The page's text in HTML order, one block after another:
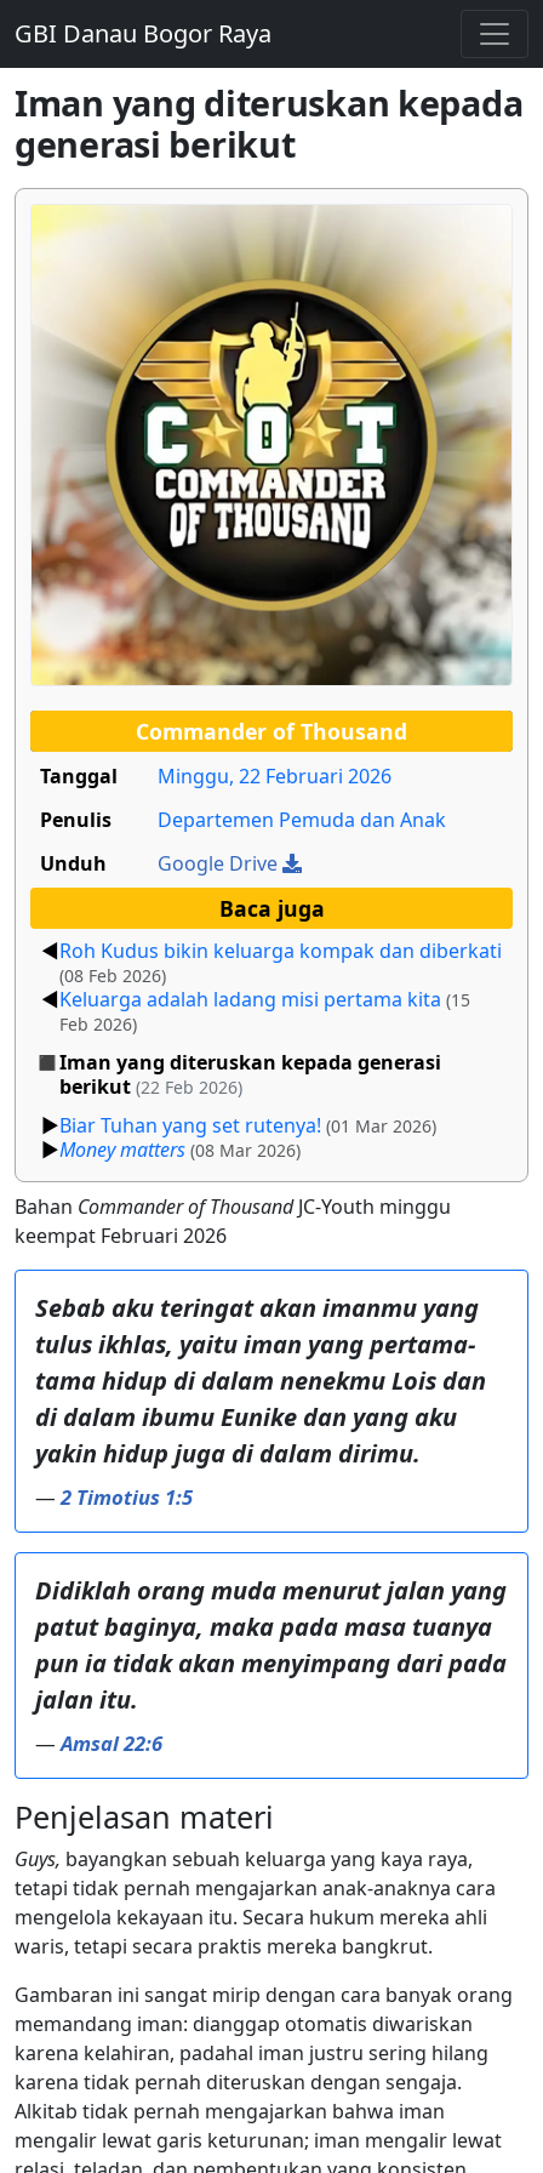
GBI Danau Bogor Raya
Iman yang diteruskan kepada
generasi berikut
Commander of Thousand
Tanggal
Minggu, 22 Februari 2026
Penulis
Departemen Pemuda dan Anak
Unduh
Google Drive
Baca juga
Roh Kudus bikin keluarga kompak dan diberkati
(08 Feb 2026)
Keluarga adalah ladang misi pertama kita (15
Feb 2026)
Iman yang diteruskan kepada generasi
berikut (22 Feb 2026)
Biar Tuhan yang set rutenya! (01 Mar 2026)
Money matters (08 Mar 2026)
Bahan Commander of ThousandJC-Youth minggu
keempat Februari 2026
Sebab aku teringat akan imanmu yang
tulus ikhlas, yaitu iman yang pertama-
tama hidup di dalam nenekmu Lois dan
di dalam ibumu Eunike dan yang aku
yakin hidup juga di dalam dirimu.
—2 Timotius 1:5
Didiklah orang muda menurut jalan yang
patut baginya, maka pada masa tuanya
pun ia tidak akan menyimpang dari pada
jalan itu.
—Amsal 22:6
Penjelasan materi
Guys, bayangkan sebuah keluarga yang kaya raya,
tetapi tidak pernah mengajarkan anak-anaknya cara
mengelola kekayaan itu. Secara hukum mereka ahli
waris, tetapi secara praktis mereka bangkrut.
Gambaran ini sangat mirip dengan cara banyak orang
memandang iman: dianggap otomatis diwariskan
karena kelahiran, padahal iman justru sering hilang
karena tidak pernah diteruskan dengan sengaja.
Alkitab tidak pernah mengajarkan bahwa iman
mengalir lewat garis keturunan; iman mengalir lewat